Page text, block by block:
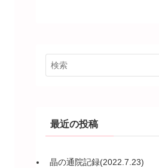
最近の投稿
晶の通院記録(2022.7.23)